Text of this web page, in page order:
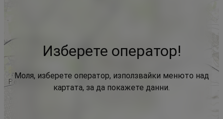
Изберете оператор!
Моля, изберете оператор, използвайки менюто над
картата, за да покажете данни.